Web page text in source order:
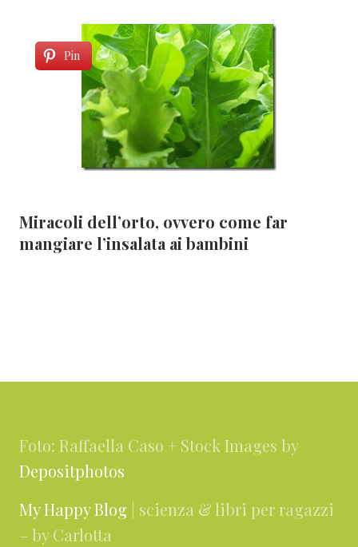
Pin
Miracoli dell’orto, ovvero come far
mangiare l’insalata ai bambini
Foto: Raffaella Caso + Stock Images by
Depositphotos
My Happy Blog | scienza & libri per ragazzi
– by Carlotta